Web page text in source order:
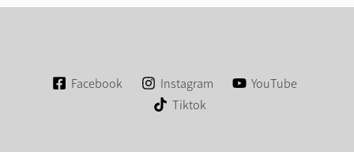
Facebook Instagram
YouTube
Tiktok